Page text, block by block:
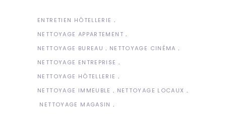
ENTRETIEN HÔTELLERIE
NETTOYAGE APPARTEMENT
NETTOYAGE BUREAU
NETTOYAGE CINÉMA
NETTOYAGE ENTREPRISE
NETTOYAGE HÔTELLERIE
NETTOYAGE IMMEUBLE
NETTOYAGE LOCAUX
NETTOYAGE MAGASIN